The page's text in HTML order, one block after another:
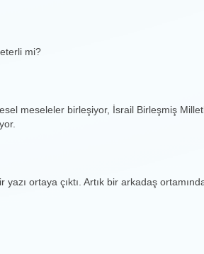
mi?
meseleler birleşiyor, İsrail Birleşmiş
ortaya çıktı. Artık bir arkadaş